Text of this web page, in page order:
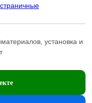
установка и